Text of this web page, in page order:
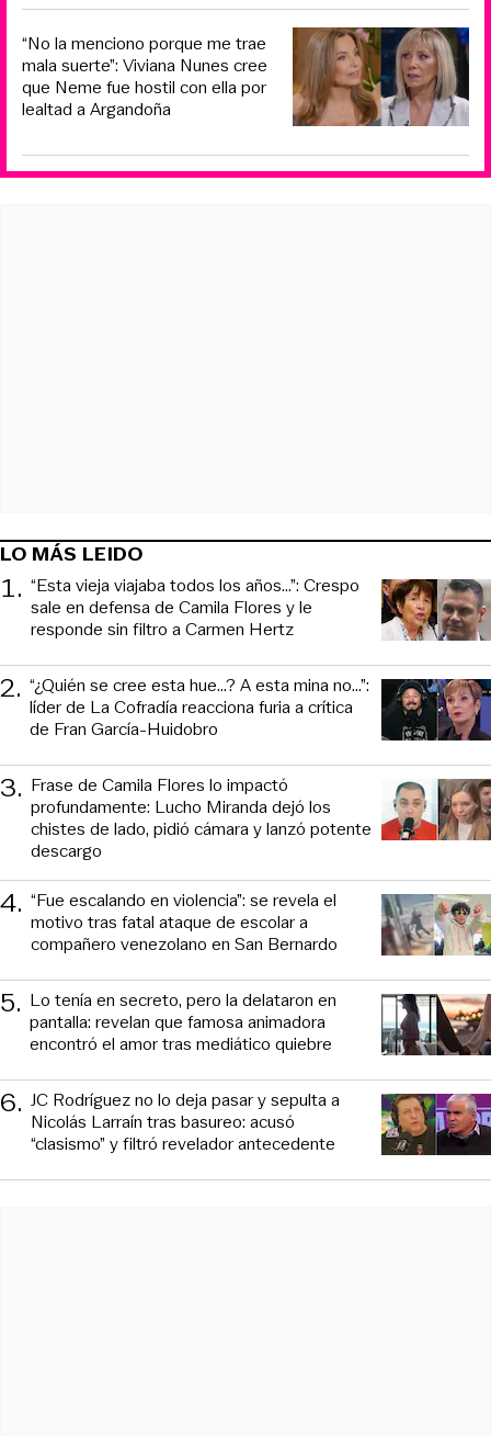
“No la menciono porque me trae
mala suerte”: Viviana Nunes cree
que Neme fue hostil con ella por
lealtad a Argandoña
LO MÁS LEIDO
1. “Esta vieja viajaba todos los años...”: Crespo
sale en defensa de Camila Flores y le
responde sin filtro a Carmen Hertz
2. “¿Quién se cree esta hue...? A esta mina no...”:
líder de La Cofradía reacciona furia a crítica
de Fran García-Huidobro
3. Frase de Camila Flores lo impactó
profundamente: Lucho Miranda dejó los
chistes de lado, pidió cámara y lanzó potente
descargo
4. “Fue escalando en violencia”: se revela el
motivo tras fatal ataque de escolar a
compañero venezolano en San Bernardo
5. Lo tenía en secreto, pero la delataron en
pantalla: revelan que famosa animadora
encontró el amor tras mediático quiebre
6. JC Rodríguez no lo deja pasar y sepulta a
Nicolás Larraín tras basureo: acusó
“clasismo” y filtró revelador antecedente